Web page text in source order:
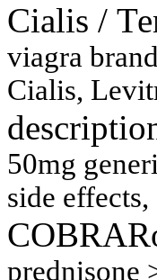
Cialis /
viagra
Cialis,
50mg
side effects,
prednisone